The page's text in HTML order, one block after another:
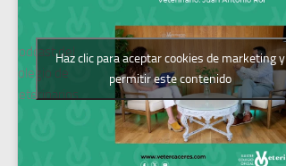
Podcast del
Colegio de
Veterinarios
Haz clic para aceptar cookies de marketing y
permitir este contenido